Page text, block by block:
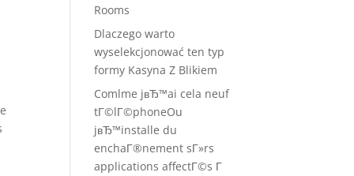
Rooms
Dlaczego warto
wyselekcjonować ten typ
formy Kasyna Z Blikiem
Comlme jвЂ™ai cela neuf
tГ©lГ©phoneOu
jвЂ™installe du
enchaГ®nement sГ»rs
applications affectГ©s Г